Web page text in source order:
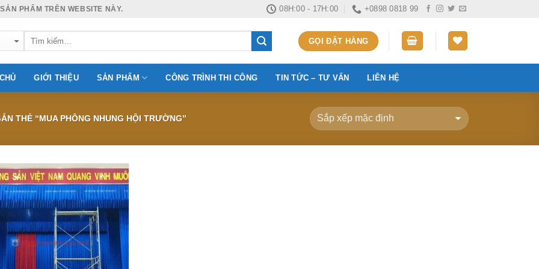
PHẨM TRÊN WEBSITE NÀY. 08H:00 - 17H:00 +0898 0818 99
GỌI ĐẶT HÀNG
GIỚI THIỆU SẢN PHẨM CÔNG TRÌNH THI CÔNG TIN TỨC – TƯ VẤN LIÊN HỆ
THẺ “MUA PHÔNG NHUNG HỘI TRƯỜNG”
Add to
Wishlist